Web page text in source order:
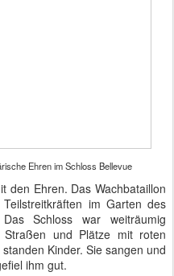
Ehren im Schloss Bellevue
den Ehren. Das Wachbataillon
im Garten des
Schloss war weiträumig
und Plätze mit roten
Kinder. Sie sangen und
ihm gut.